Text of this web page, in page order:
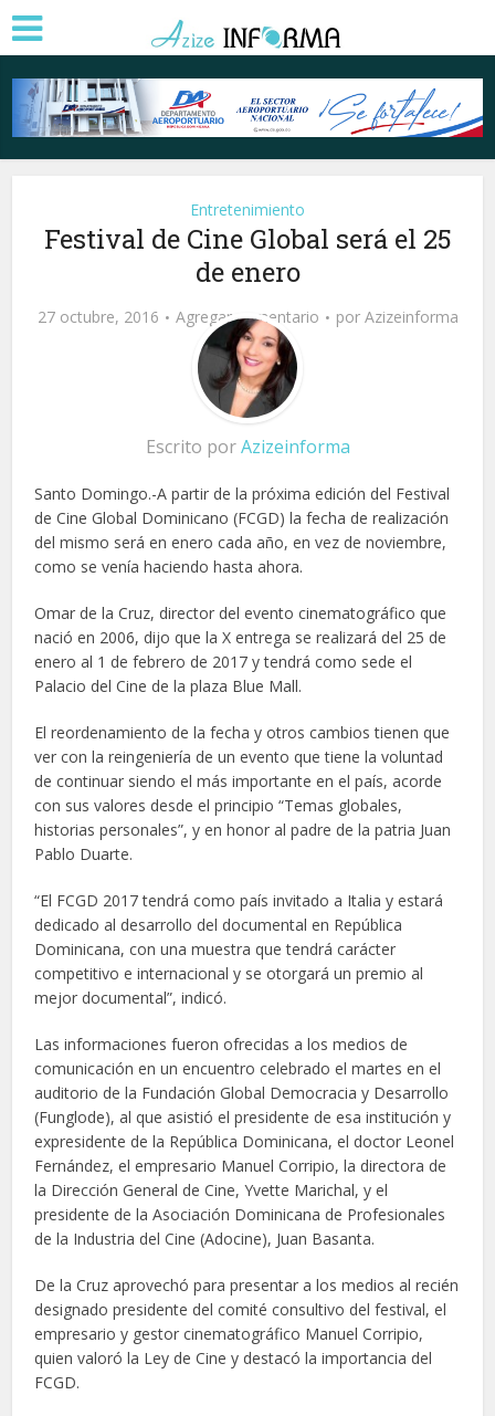
Entretenimiento
Festival de Cine Global será el 25
de enero
27 octubre, 2016 Agregar comentario por Azizeinforma
Escrito porAzizeinforma
Santo Domingo.-A partir de la próxima edición del Festival
de Cine Global Dominicano (FCGD) la fecha de realización
del mismo será en enero cada año, en vez de noviembre,
como se venía haciendo hasta ahora.
Omar de la Cruz, director del evento cinematográfico que
nació en 2006, dijo que la X entrega se realizará del 25 de
enero al 1 de febrero de 2017 y tendrá como sede el
Palacio del Cine de la plaza Blue Mall.
El reordenamiento de la fecha y otros cambios tienen que
ver con la reingeniería de un evento que tiene la voluntad
de continuar siendo el más importante en el país, acorde
con sus valores desde el principio “Temas globales,
historias personales”, y en honor al padre de la patria Juan
Pablo Duarte.
“El FCGD 2017 tendrá como país invitado a Italia y estará
dedicado al desarrollo del documental en República
Dominicana, con una muestra que tendrá carácter
competitivo e internacional y se otorgará un premio al
mejor documental”, indicó.
Las informaciones fueron ofrecidas a los medios de
comunicación en un encuentro celebrado el martes en el
auditorio de la Fundación Global Democracia y Desarrollo
(Funglode), al que asistió el presidente de esa institución y
expresidente de la República Dominicana, el doctor Leonel
Fernández, el empresario Manuel Corripio, la directora de
la Dirección General de Cine, Yvette Marichal, y el
presidente de la Asociación Dominicana de Profesionales
de la Industria del Cine (Adocine), Juan Basanta.
De la Cruz aprovechó para presentar a los medios al recién
designado presidente del comité consultivo del festival, el
empresario y gestor cinematográfico Manuel Corripio,
quien valoró la Ley de Cine y destacó la importancia del
FCGD.